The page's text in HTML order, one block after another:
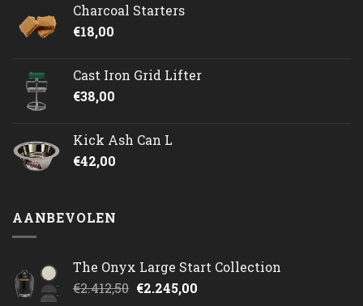
Charcoal Starters
€18,00
Cast Iron Grid Lifter
€38,00
Kick Ash Can L
€42,00
AANBEVOLEN
The Onyx Large Start Collection
€2.412,50 Oorspronkelijke
€2.245,00Huidige